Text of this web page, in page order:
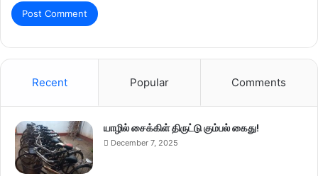
Recent Popular Comments
யாழில் சைக்கிள் திருட்டு கும்பல் கைது!
December 7, 2025